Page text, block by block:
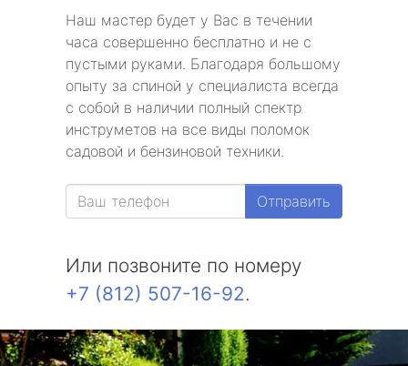
Наш мастер будет у Вас в течении
часа совершенно бесплатно и не с
пустыми руками. Благодаря большому
опыту за спиной у специалиста всегда
с собой в наличии полный спектр
инструметов на все виды поломок
садовой и бензиновой техники.
Отправить
Или позвоните по номеру
+7 (812) 507-16-92.